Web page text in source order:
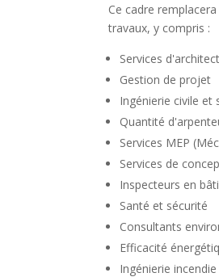
Ce cadre
travaux, y compris :
Services
Gestion de projet
Ingénierie civile et
Quantité
Services MEP
Services de
Inspecteurs en
Santé et sécurité
Consultants
Efficacité
Ingénierie incendie